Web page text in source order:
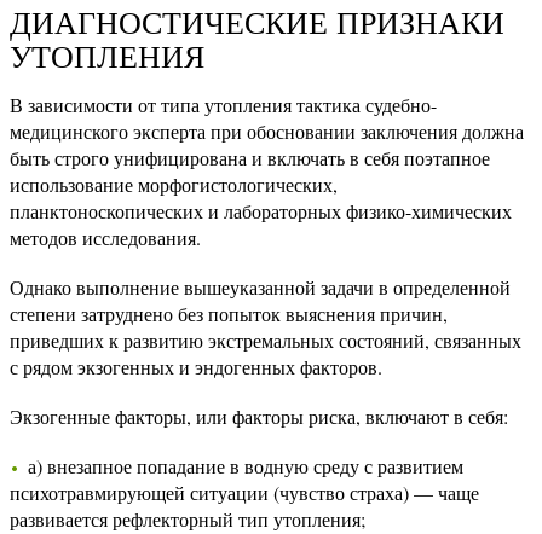
ДИАГНОСТИЧЕСКИЕ ПРИЗНАКИ
УТОПЛЕНИЯ
В зависимости от типа утопления тактика судебно-
медицинского эксперта при обосновании заключения должна
быть строго унифицирована и включать в себя поэтапное
использование морфогистологических,
планктоноскопических и лабораторных физико-химических
методов исследования.
Однако выполнение вышеуказанной задачи в определенной
степени затруднено без попыток выяснения причин,
приведших к развитию экстремальных состояний, связанных
с рядом экзогенных и эндогенных факторов.
Экзогенные факторы, или факторы риска, включают в себя:
а) внезапное попадание в водную среду с развитием
психотравмирующей ситуации (чувство страха) — чаще
развивается рефлекторный тип утопления;